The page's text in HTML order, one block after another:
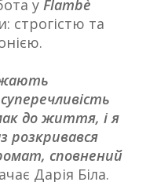
у Flambè
строгістю та
до життя, і я
розкривався
сповнений
Дарія Біла.